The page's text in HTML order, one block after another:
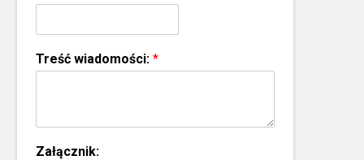
Treść wiadomości: *
Załącznik: